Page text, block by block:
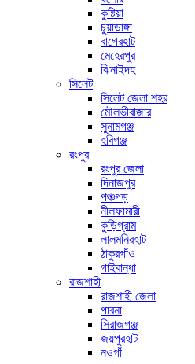
কুষ্টিয়া
চুয়াডাঙ্গা
বাগেরহাট
মেহেরপুর
ঝিনাইদহ
সিলেট
সিলেট জেলা শহর
মৌলভীবাজার
সুনামগঞ্জ
হবিগঞ্জ
রংপুর
রংপুর জেলা
দিনাজপুর
পঞ্চগড়
নীলফামারী
কুড়িগ্রাম
লালমনিরহাট
ঠাকুরগাঁও
গাইবান্ধা
রাজশাহী
রাজশাহী জেলা
পাবনা
সিরাজগঞ্জ
জয়পুরহাট
নওগাঁ